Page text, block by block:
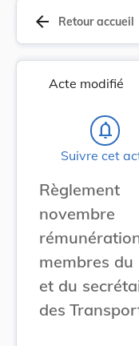
arrow_back Retour accueil
Acte modifié
notifications_none
Suivre cet
membres
et du
des